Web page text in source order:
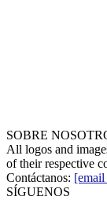
SOBRE
All logos and
of their respective
Contáctanos:
SÍGUENOS